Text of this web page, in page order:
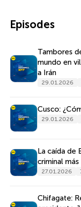
Episodes
Tambores
mundo en
a Irán
29.01.2026
Cusco:
29.01.2026
La caída de
criminal
27.01.2026
Chifagate: